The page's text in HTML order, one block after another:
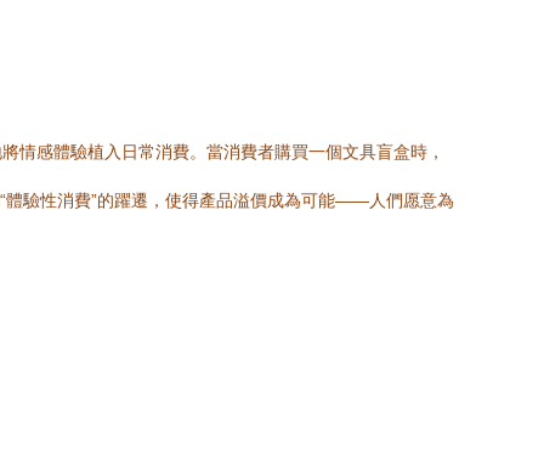
情感體驗植入日常消費。當消費者購買一個文具盲盒時，
體驗性消費”的躍遷，使得產品溢價成為可能——人們愿意為